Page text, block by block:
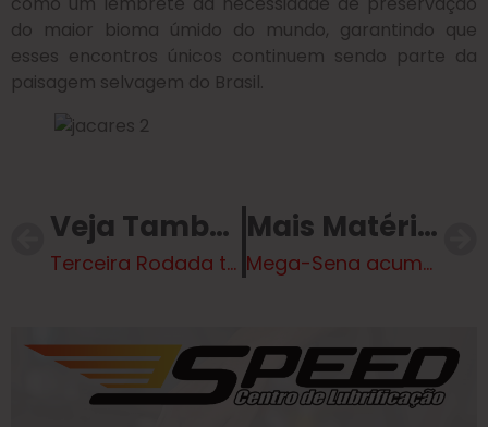
do maior bioma úmido do mundo, garantindo que
esses encontros únicos continuem sendo parte da
paisagem selvagem do Brasil.
Veja Também
Terceira Rodada termina no Próximo Final de Semana e já começou com empate
Mais Matérias
Mega-Sena acumula mais uma vez e prêmio vai a R$ 130 milhões